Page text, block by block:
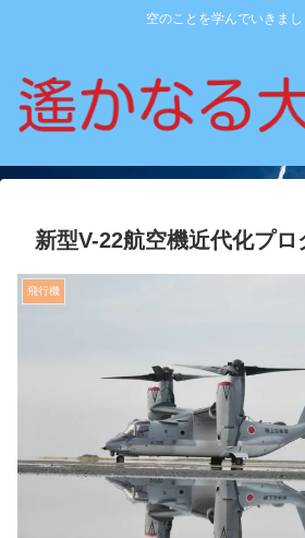
空のことを学んでいきまし
新型V-22航空機近代化プロ
飛行機